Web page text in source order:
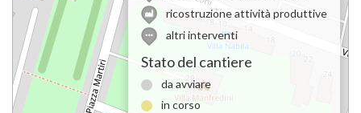
ricostruzione attività produttive
altri interventi
Stato del cantiere
da avviare
in corso